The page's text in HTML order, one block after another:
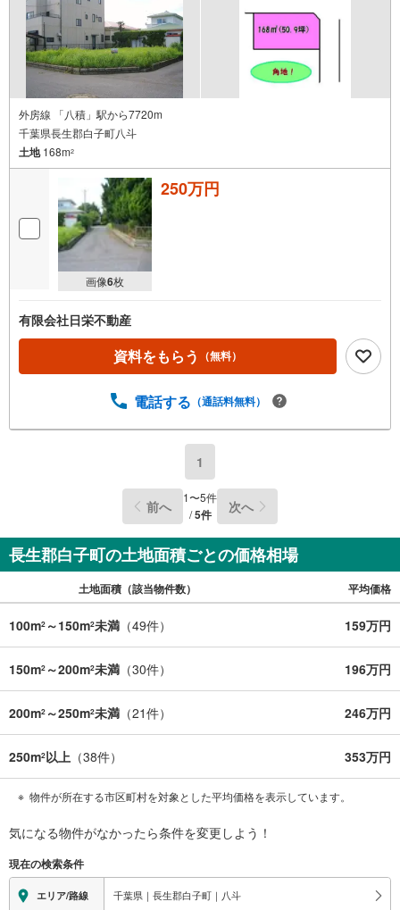
外房線 「八積」駅から7720m
千葉県長生郡白子町八斗
土地168m2
画像6枚
250万円
有限会社日栄不動産
資料をもらう （無料）
電話する （通話料無料）
1
前へ 1〜5件
/5件 次へ
長生郡白子町の土地面積ごとの価格相場
土地面積（該当物件数） 平均価格
100m2 ～150m2未満 （49件） 159万円
150m2 ～200m2未満 （30件） 196万円
200m2 ～250m2未満 （21件） 246万円
250m2以上 （38件） 353万円
物件が所在する市区町村を対象とした平均価格を表示しています。
気になる物件がなかったら条件を変更しよう！
現在の検索条件
エリア/路線 千葉県｜長生郡白子町｜八斗